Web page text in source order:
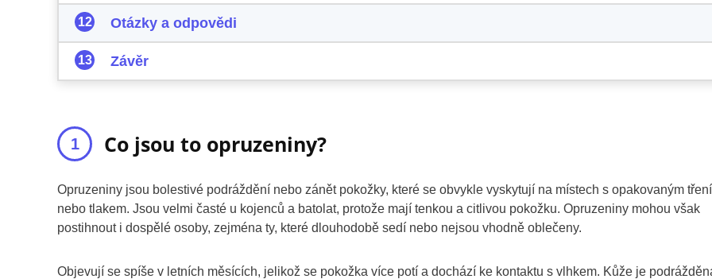
Otázky a odpovědi
Závěr
Co jsou to opruzeniny?
Opruzeniny jsou bolestivé podráždění nebo zánět pokožky, které se obvykle vyskytují na místech s opakovaným
nebo tlakem. Jsou velmi časté u kojenců a batolat, protože mají tenkou a citlivou pokožku. Opruzeniny mohou však
postihnout i dospělé osoby, zejména ty, které dlouhodobě sedí nebo nejsou vhodně oblečeny.
Objevují se spíše v letních měsících, jelikož se pokožka více potí a dochází ke kontaktu s vlhkem. Kůže je